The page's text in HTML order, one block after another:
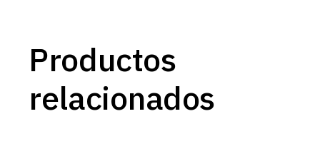
Productos
relacionados